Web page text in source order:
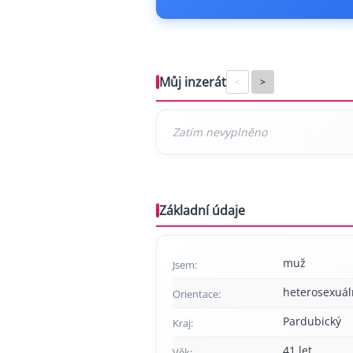
Můj inzerát < >
Základní údaje
Jsem: muž
Orientace:
Kraj: Pardubický